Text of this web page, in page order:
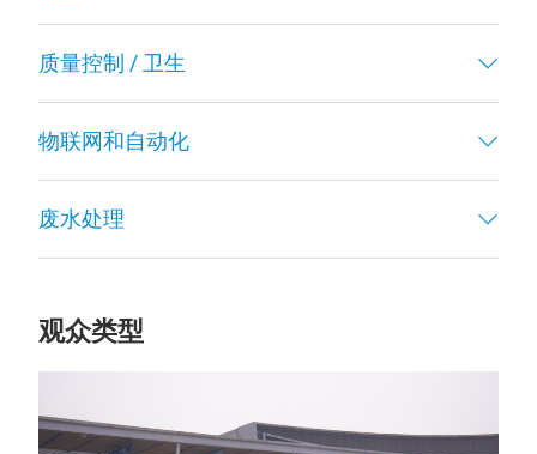
质量控制 / 卫生
物联网和自动化
废水处理
观众类型